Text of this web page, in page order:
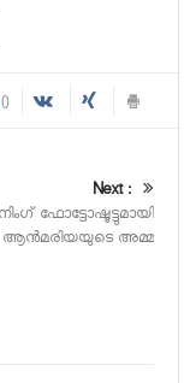
0
Next :
ഫോട്ടോഷൂട്ടുമായി
ആന്‍മരിയയുടെ അമ്മ